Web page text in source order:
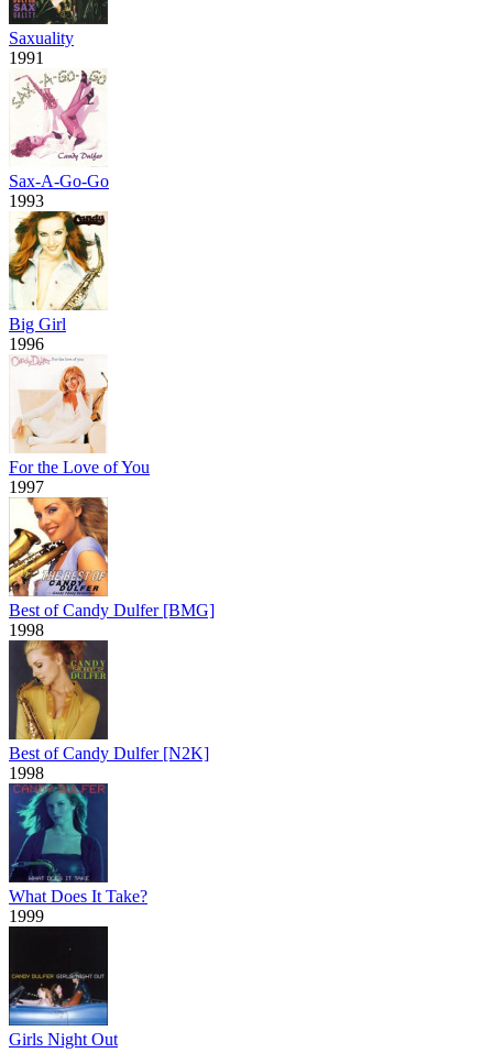
Saxuality
1991
Sax-A-Go-Go
1993
Big Girl
1996
For the Love of You
1997
Best of Candy Dulfer [BMG]
1998
Best of Candy Dulfer [N2K]
1998
What Does It Take?
1999
Girls Night Out